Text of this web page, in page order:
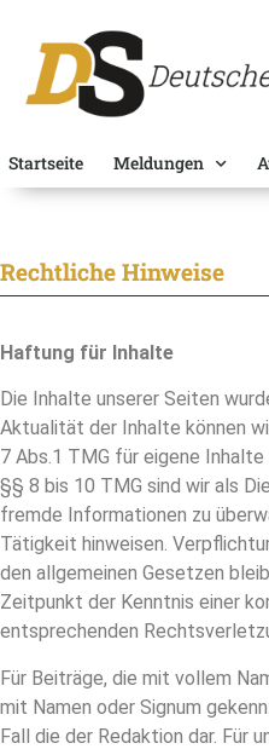
Startseite Meldungen
Rechtliche Hinweise
Haftung für Inhalte
Die Inhalte unserer Seiten
Aktualität der Inhalte können
7 Abs.1 TMG für eigene
§§ 8 bis 10 TMG sind wir als
fremde Informationen zu
Tätigkeit hinweisen.
den allgemeinen Gesetzen
Zeitpunkt der Kenntnis einer
entsprechenden
Für Beiträge, die mit vollem
mit Namen oder Signum
Fall die der Redaktion dar. Für